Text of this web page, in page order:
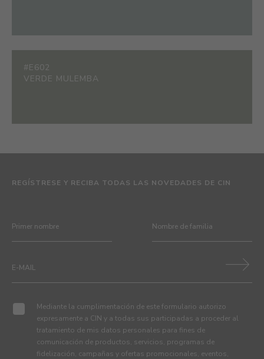
#E602
VERDE MULEMBA
REGÍSTRESE Y RECIBA TODAS LAS NOVEDADES DE CIN
Mediante la cumplimentación de este formulario autorizo
expresamente a CIN y a todas sus participadas a proceder al
tratamiento de mis datos personales para fines de
comunicación de productos, servicios, programas de
fidelización, campañas y ofertas promocionales, eventos,